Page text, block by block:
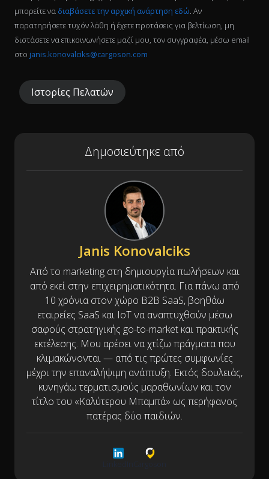
μπορείτε να διαβάσετε την αρχική ανάρτηση εδώ. Αν
παρατηρήσετε τυχόν λάθη ή έχετε προτάσεις για βελτίωση, μη
διστάσετε να επικοινωνήσετε μαζί μου, τον συγγραφέα, μέσω email
στο janis.konovalciks@cargoson.com
Ιστορίες Πελατών
Δημοσιεύτηκε από
Janis Konovalciks
Από το marketing στη δημιουργία πωλήσεων και
από εκεί στην επιχειρηματικότητα. Για πάνω από
10 χρόνια στον χώρο B2B SaaS, βοηθάω
εταιρείες SaaS και IoT να αναπτυχθούν μέσω
σαφούς στρατηγικής go-to-market και πρακτικής
εκτέλεσης. Μου αρέσει να χτίζω πράγματα που
κλιμακώνονται — από τις πρώτες συμφωνίες
μέχρι την επαναλήψιμη ανάπτυξη. Εκτός δουλειάς,
κυνηγάω τερματισμούς μαραθωνίων και τον
τίτλο του «Καλύτερου Μπαμπά» ως περήφανος
πατέρας δύο παιδιών.